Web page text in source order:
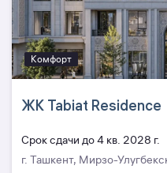
Комфорт
ЖК Tabiat Residence
Cрок сдачи до 4 кв. 2028 г.
г. Ташкент, Мирзо-